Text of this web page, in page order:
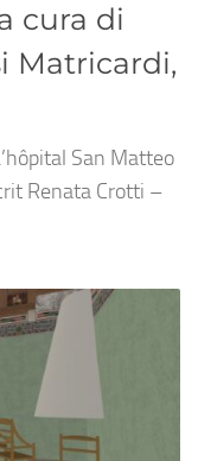
cura di
Matricardi,
San Matteo
Renata Crotti –